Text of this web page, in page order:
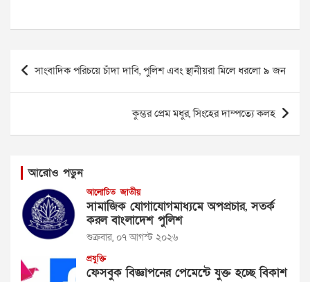
Post
navigation
সাংবাদিক পরিচয়ে চাঁদা দাবি, পুলিশ এবং স্থানীয়রা মিলে ধরলো ৯ জন
কুম্ভর প্রেম মধুর, সিংহের দাম্পত্যে কলহ
আরোও পড়ুন
আলোচিত জাতীয়
সামাজিক যোগাযোগমাধ্যমে অপপ্রচার, সতর্ক
করল বাংলাদেশ পুলিশ
শুক্রবার, ০৭ আগস্ট ২০২৬
প্রযুক্তি
ফেসবুক বিজ্ঞাপনের পেমেন্টে যুক্ত হচ্ছে বিকাশ